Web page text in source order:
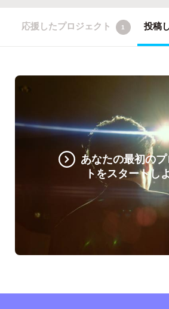
応援したプロジェクト 1 投稿
あなたの最初の
トをスタートし